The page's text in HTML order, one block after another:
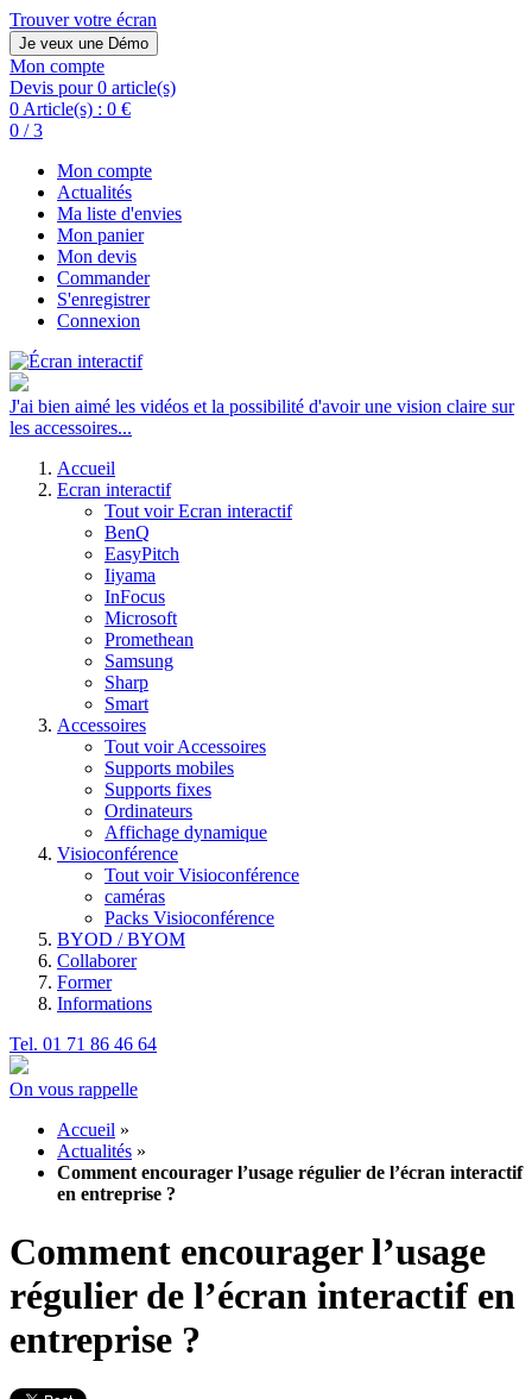
Trouver votre écran
Je veux une Démo
Mon compte
Devis pour 0 article(s)
0 Article(s) : 0 €
0 / 3
Mon compte
Actualités
Ma liste d'envies
Mon panier
Mon devis
Commander
S'enregistrer
Connexion
J'ai bien aimé les vidéos et la possibilité d'avoir une vision claire sur
les accessoires...
Accueil
Ecran interactif
Tout voir Ecran interactif
BenQ
EasyPitch
Iiyama
InFocus
Microsoft
Promethean
Samsung
Sharp
Smart
Accessoires
Tout voir Accessoires
Supports mobiles
Supports fixes
Ordinateurs
Affichage dynamique
Visioconférence
Tout voir Visioconférence
caméras
Packs Visioconférence
BYOD / BYOM
Collaborer
Former
Informations
Tel. 01 71 86 46 64
On vous rappelle
Accueil »
Actualités »
Comment encourager l’usage régulier de l’écran interactif
en entreprise ?
Comment encourager l’usage
régulier de l’écran interactif en
entreprise ?